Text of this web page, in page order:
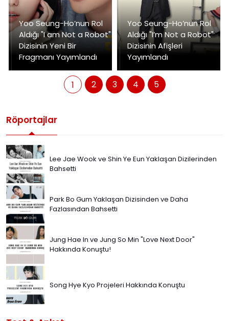
Yoo Seung-Ho’nun Rol
Aldığı "I am Not a Robot"
Dizisinin Yeni Bir
Fragmanı Yayımlandı
Yoo Seung-Ho’nun Rol
Aldığı "I’m Not a Robot"
Dizisinin Afişleri
Yayımlandı
1 2 3 4 5
Röportajlar
Lee Jae Wook ve Shin Ye Eun Yaklaşan Dizilerinden
Bahsetti
Park Bo Gum Yaklaşan Dizisinden ve Daha
Fazlasından Bahsetti
Jung Hae In ve Jung So Min "Love Next Door"
Hakkında Konuştu!
Song Hye Kyo Projeleri Hakkında Konuştu